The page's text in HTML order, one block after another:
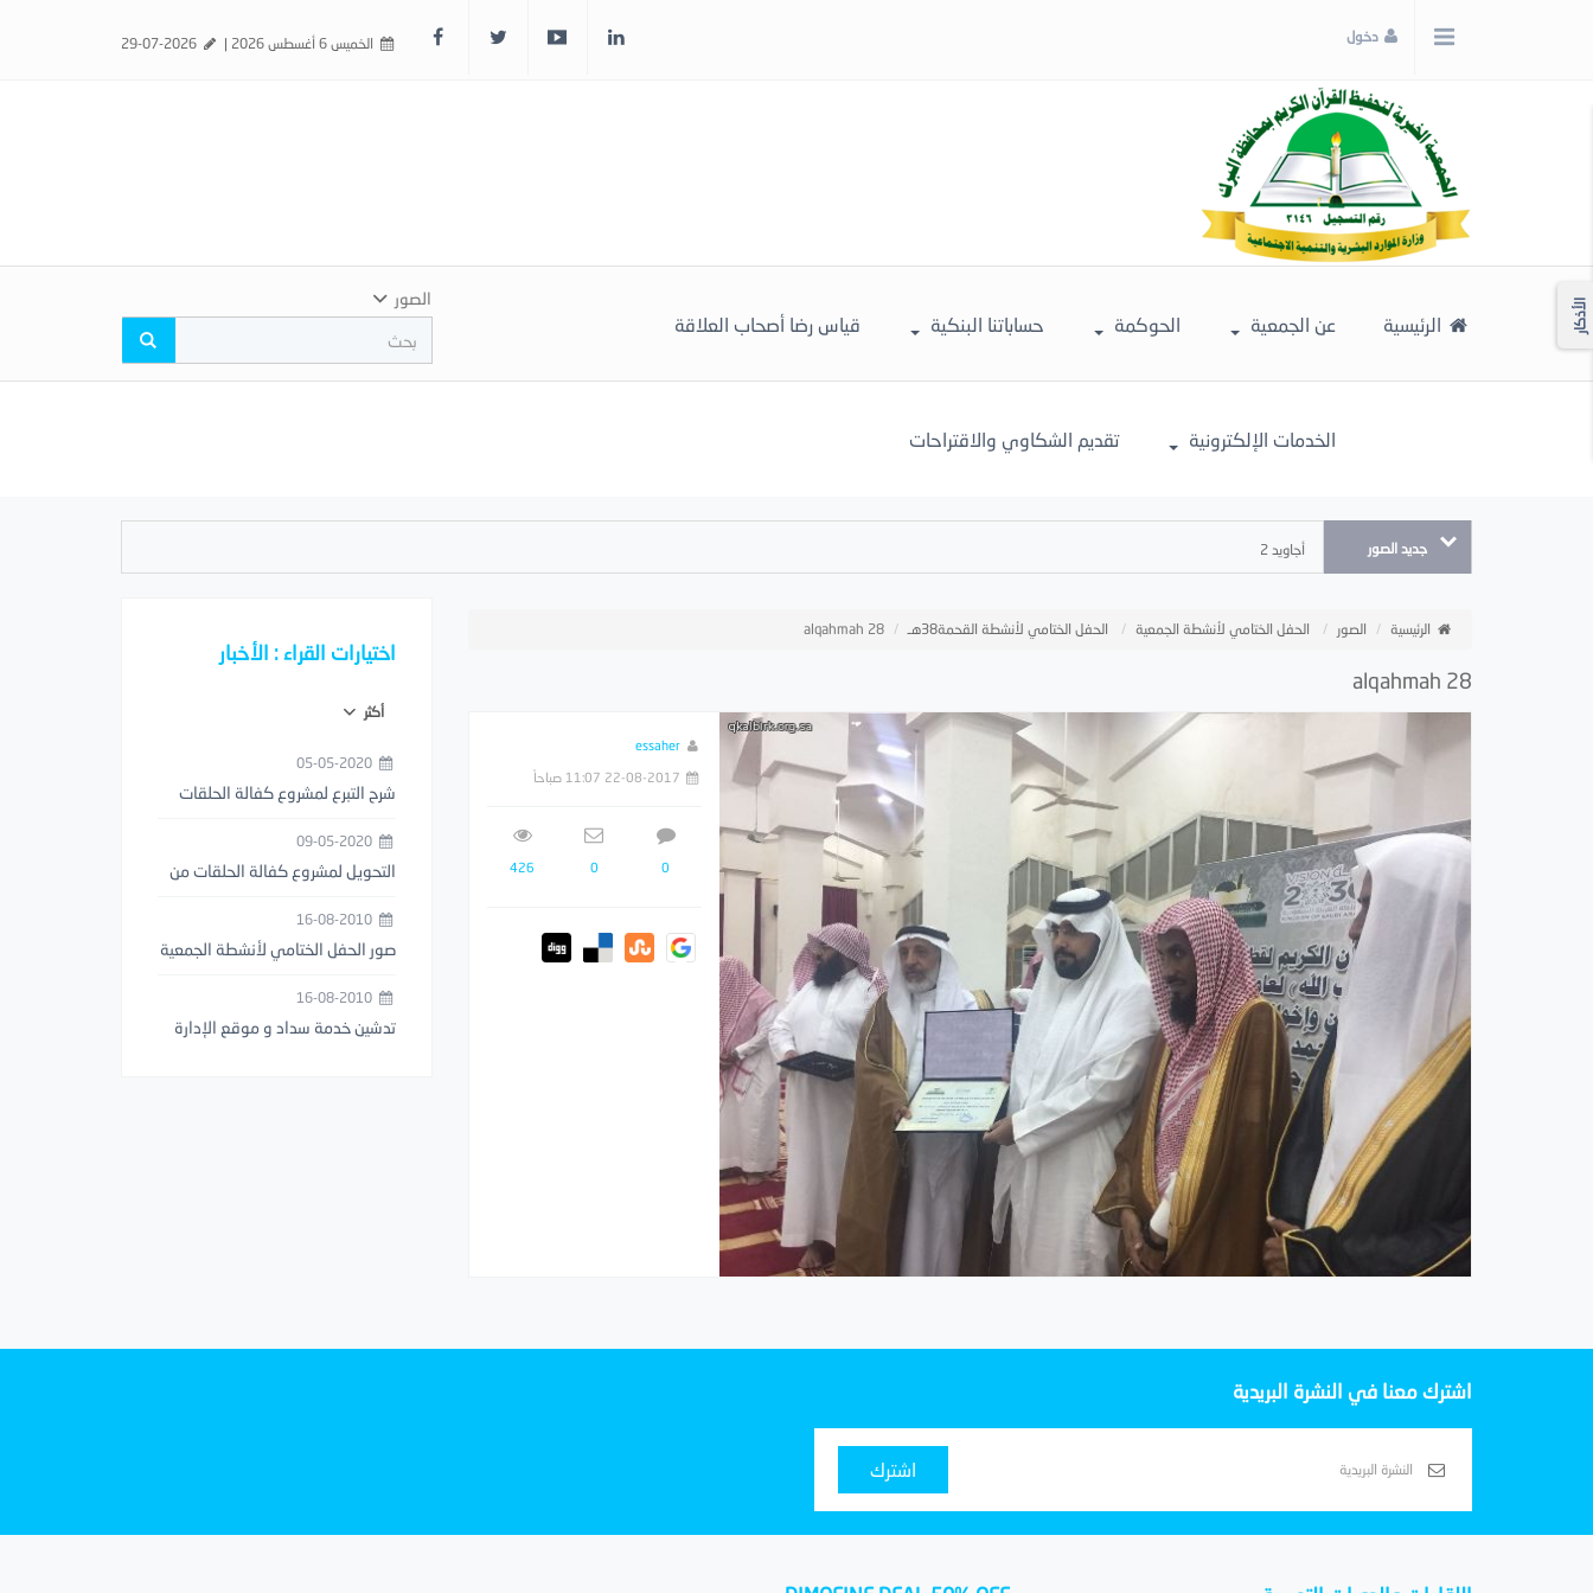
الخميس 6 أغسطس 2026 | دخول
الرئيسية عن الجمعية الحوكمة حساباتنا البنكية قياس رضا أصحاب العلاقة
الخدمات الإلكترونية تقديم الشكاوي والاقتراحات
الصور
جديد الصور أجاويد 2
الأذكار
الرئيسية الصور الحفل الختامي لأنشطة الجمعية الحفل الختامي لأنشطة القحمة38هـ alqahmah 28
alqahmah 28
essaher
22-08-2017 11:07 صباحاً
0
0
426
اختيارات القراء : الأخبار
أكثر
05-05-2020
شرح التبرع لمشروع كفالة الحلقات
09-05-2020
التحويل لمشروع كفالة الحلقات من
16-08-2010
صور الحفل الختامي لأنشطة الجمعية
16-08-2010
تدشين خدمة سداد و موقع الإدارة
اشترك معنا في النشرة البريدية
اشترك